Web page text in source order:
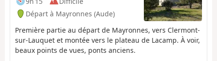
Départ à Mayronnes (Aude)
Première partie au départ de Mayronnes, vers Clermont-
sur-Lauquet et montée vers le plateau de Lacamp. À voir,
beaux points de vues, ponts anciens.